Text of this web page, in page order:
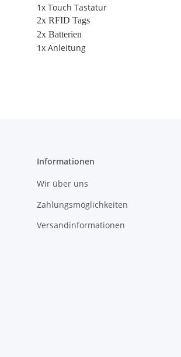
1x Touch Tastatur
2x RFID Tags
2x Batterien
1x Anleitung
Informationen
Wir über uns
Zahlungsmöglichkeiten
Versandinformationen